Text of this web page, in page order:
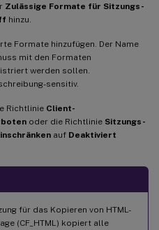
Zulässige Formate für Sitzungs-
hinzu.
Formate hinzufügen. Der Name
mit den Formaten
werden sollen.
sensitiv.
Richtlinie Client-
oder die Richtlinie Sitzungs-
auf Deaktiviert
für das Kopieren von HTML-
(CF_HTML) kopiert alle